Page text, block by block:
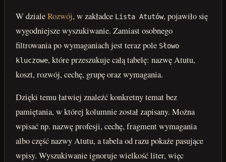
W dzialeRozwój, w zakładce Lista Atutów, pojawiło się
wygodniejsze wyszukiwanie. Zamiast osobnego
filtrowania po wymaganiach jest teraz pole Słowo
kluczowe, które przeszukuje całą tabelę: nazwę Atutu,
koszt, rozwój, cechę, grupę oraz wymagania.
Dzięki temu łatwiej znaleźć konkretny temat bez
pamiętania, w której kolumnie został zapisany. Można
wpisać np. nazwę profesji, cechę, fragment wymagania
albo część nazwy Atutu, a tabela od razu pokaże pasujące
wpisy. Wyszukiwanie ignoruje wielkość liter, więc